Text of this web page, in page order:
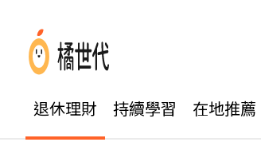
退休理財 持續學習 在地推薦